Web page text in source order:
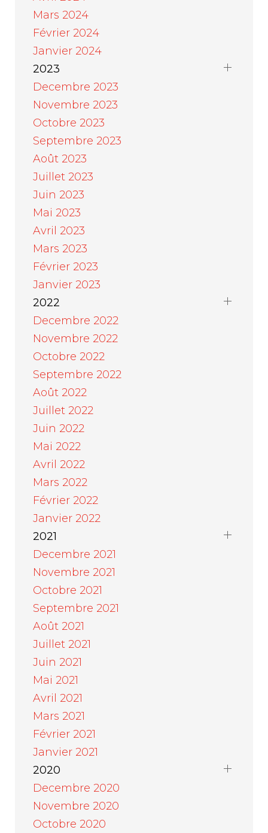
Mars 2024
Février 2024
Janvier 2024
2023
Decembre 2023
Novembre 2023
Octobre 2023
Septembre 2023
Août 2023
Juillet 2023
Juin 2023
Mai 2023
Avril 2023
Mars 2023
Février 2023
Janvier 2023
2022
Decembre 2022
Novembre 2022
Octobre 2022
Septembre 2022
Août 2022
Juillet 2022
Juin 2022
Mai 2022
Avril 2022
Mars 2022
Février 2022
Janvier 2022
2021
Decembre 2021
Novembre 2021
Octobre 2021
Septembre 2021
Août 2021
Juillet 2021
Juin 2021
Mai 2021
Avril 2021
Mars 2021
Février 2021
Janvier 2021
2020
Decembre 2020
Novembre 2020
Octobre 2020